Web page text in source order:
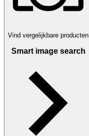
c.a.t.t
Vind vergelijkbare producten
Smart image search